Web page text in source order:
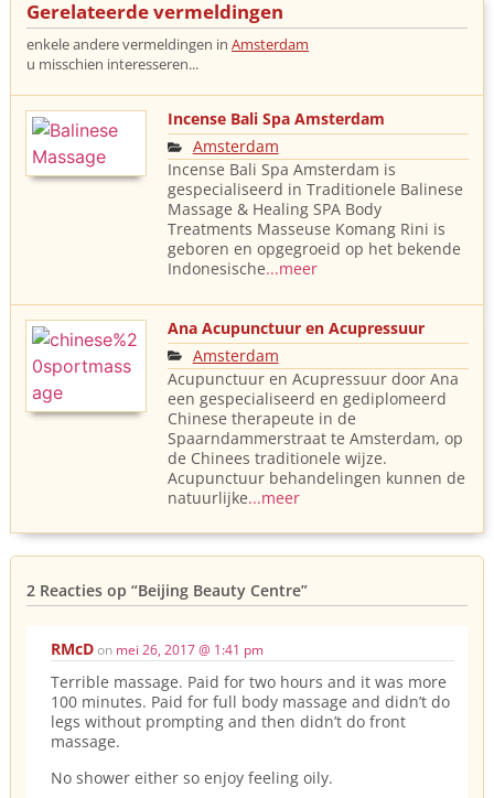
Gerelateerde vermeldingen
enkele andere vermeldingen in Amsterdam
u misschien interesseren...
Incense Bali Spa Amsterdam
Amsterdam
Incense Bali Spa Amsterdam is
gespecialiseerd in Traditionele Balinese
Massage & Healing SPA Body
Treatments Masseuse Komang Rini is
geboren en opgegroeid op het bekende
Indonesische...meer
Ana Acupunctuur en Acupressuur
Amsterdam
Acupunctuur en Acupressuur door Ana
een gespecialiseerd en gediplomeerd
Chinese therapeute in de
Spaarndammerstraat te Amsterdam, op
de Chinees traditionele wijze.
Acupunctuur behandelingen kunnen de
natuurlijke...meer
2 Reacties op “Beijing Beauty Centre”
RMcDon mei 26, 2017 @ 1:41 pm
Terrible massage. Paid for two hours and it was more
100 minutes. Paid for full body massage and didn’t do
legs without prompting and then didn’t do front
massage.
No shower either so enjoy feeling oily.